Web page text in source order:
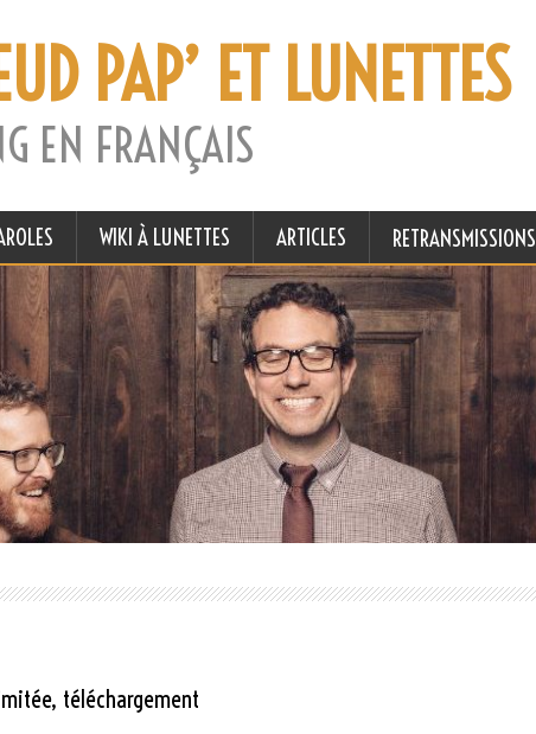
PAP’ ET LUNETTES
EN FRANÇAIS
WIKI À LUNETTES ARTICLES RETRANSMISSIONS
téléchargement